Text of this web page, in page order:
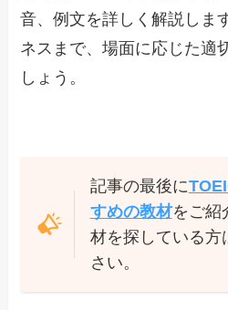
音、例文を詳しく解説しま
ネスまで、場面に応じた適
しょう。
記事の最後に
すめの教材をご紹
材を探している方
さい。